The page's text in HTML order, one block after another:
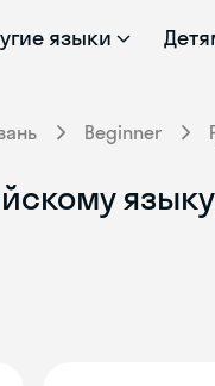
языки
Beginner